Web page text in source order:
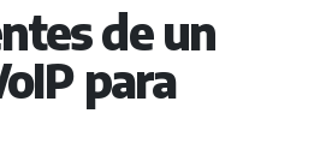
de un
para